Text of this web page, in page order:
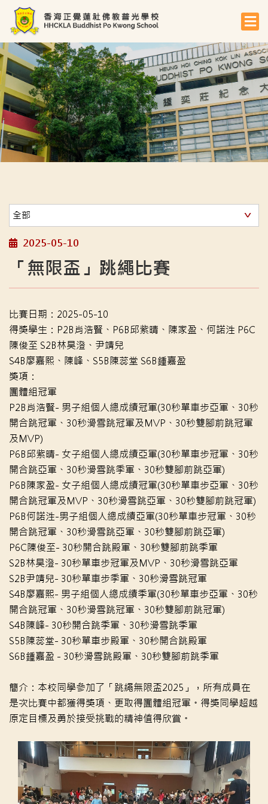
2025-05-10
「無限盃」跳繩比賽
比賽日期：2025-05-10
得獎學生：P2B肖浩賢、P6B邱紫晴、陳家盈、何諾泩 P6C
陳俊至 S2B林昊澄、尹靖兒
S4B廖嘉熙、陳峰、S5B陳蕊堂 S6B鍾嘉盈
獎項：
團體組冠軍
P2B肖浩賢- 男子組個人總成績冠軍(30秒單車步亞軍、30秒
開合跳冠軍、30秒滑雪跳冠軍及MVP、30秒雙腳前跳冠軍
及MVP)
P6B邱紫晴- 女子組個人總成績亞軍(30秒單車步冠軍、30秒
開合跳亞軍、30秒滑雪跳季軍、30秒雙腳前跳亞軍)
P6B陳家盈- 女子組個人總成績冠軍(30秒單車步亞軍、30秒
開合跳冠軍及MVP、30秒滑雪跳亞軍、30秒雙腳前跳冠軍)
P6B何諾泩-男子組個人總成績亞軍(30秒單車步冠軍、30秒
開合跳冠軍、30秒滑雪跳亞軍、30秒雙腳前跳亞軍)
P6C陳俊至- 30秒開合跳殿軍、30秒雙腳前跳季軍
S2B林昊澄- 30秒單車步冠軍及MVP、30秒滑雪跳亞軍
S2B尹靖兒- 30秒單車步季軍、30秒滑雪跳冠軍
S4B廖嘉熙- 男子組個人總成績季軍(30秒單車步亞軍、30秒
開合跳冠軍、30秒滑雪跳冠軍、30秒雙腳前跳冠軍)
S4B陳峰- 30秒開合跳季軍、30秒滑雪跳季軍
S5B陳蕊堂- 30秒單車步殿軍、30秒開合跳殿軍
S6B鍾嘉盈 - 30秒滑雪跳殿軍、30秒雙腳前跳季軍
簡介：本校同學參加了「跳繩無限盃2025」，所有成員在
是次比賽中都獲得獎項、更取得團體組冠軍。得獎同學超越
原定目標及勇於接受挑戰的精神值得欣賞。